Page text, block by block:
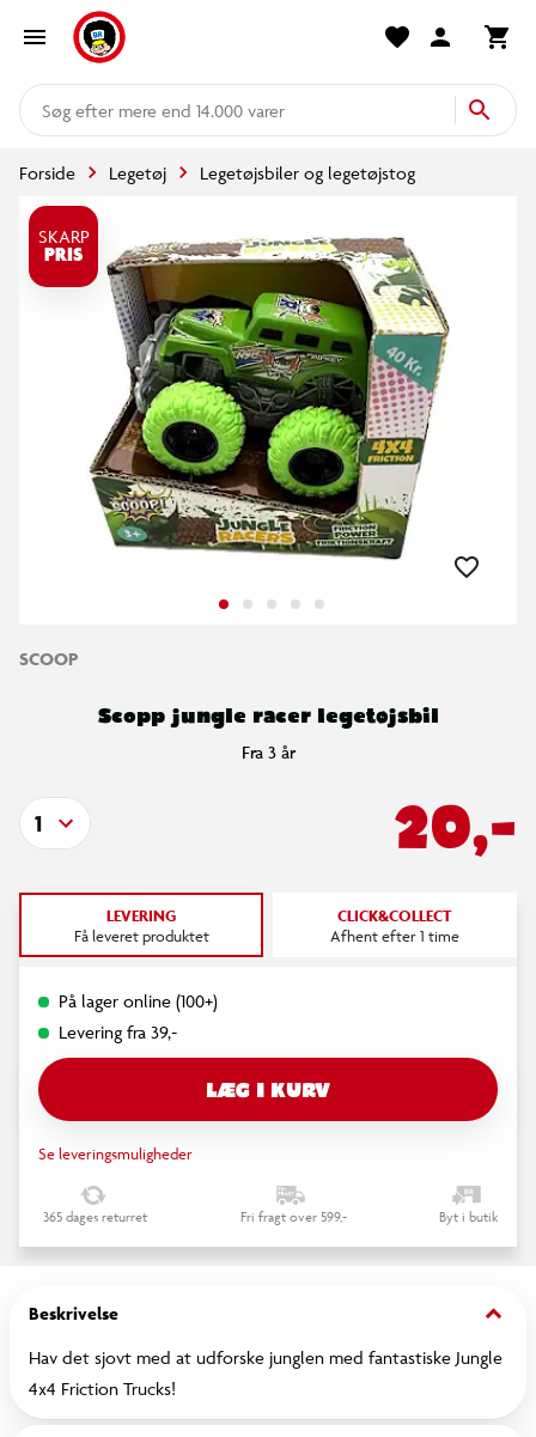
mere end 14.000 varer
Forside Legetøj Legetøjsbiler og legetøjstog
SKARP
PRIS
SCOOP
Scopp jungle racer legetøjsbil
Fra 3 år
20,-
1
LEVERING
Få leveret produktet
CLICK&COLLECT
Afhent efter 1 time
På lager online (100+)
Levering fra 39,-
LÆG I KURV
Se leveringsmuligheder
365 dages returret Fri fragt over 599,- Byt i butik
Beskrivelse keyboard_arrow_down
Hav det sjovt med at udforske junglen med fantastiske Jungle
4x4 Friction Trucks!